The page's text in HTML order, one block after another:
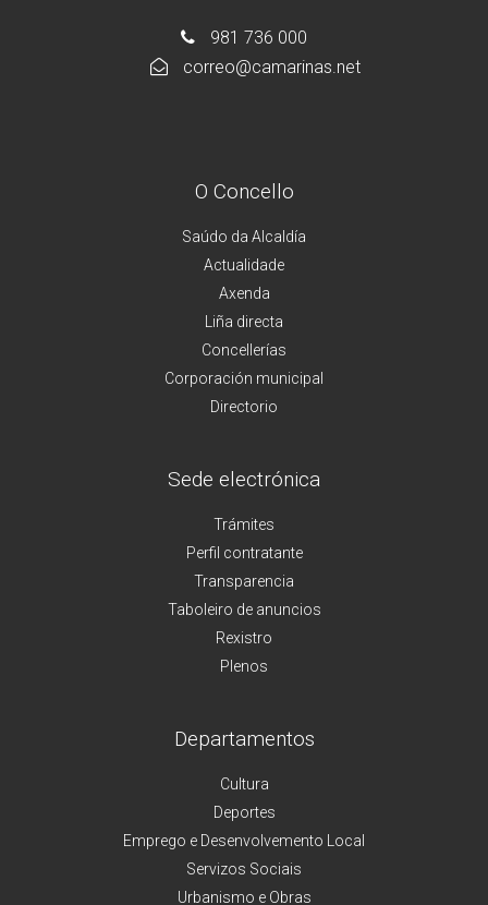
981 736 000
correo@camarinas.net
O Concello
Saúdo da Alcaldía
Actualidade
Axenda
Liña directa
Concellerías
Corporación municipal
Directorio
Sede electrónica
Trámites
Perfil contratante
Transparencia
Taboleiro de anuncios
Rexistro
Plenos
Departamentos
Cultura
Deportes
Emprego e Desenvolvemento Local
Servizos Sociais
Urbanismo e Obras